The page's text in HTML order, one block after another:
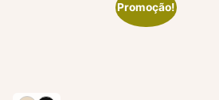
Promoção!